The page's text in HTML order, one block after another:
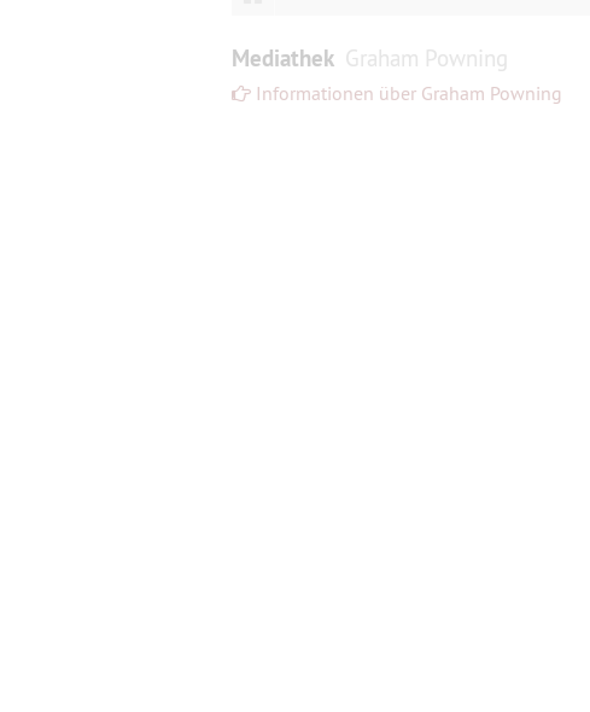
Mediathek Graham Powning
Informationen über Graham Powning